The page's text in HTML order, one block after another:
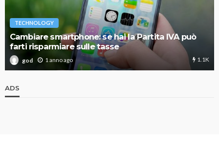
TECHNOLOGY
Cambiare smartphone: se hai la Partita IVA può
farti risparmiare sulle tasse
god 1 anno ago 1.1K
ADS